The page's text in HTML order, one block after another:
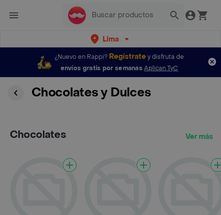
Lima
¿Nuevo en Rappi? Regístratey disfruta de
envíos gratis por semanas Aplican TyC
Chocolates y Dulces
Chocolates Ver más